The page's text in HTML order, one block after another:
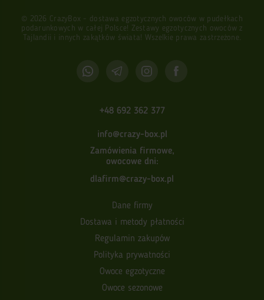
© 2026 CrazyBox - dostawa egzotycznych owoców w pudełkach
podarunkowych w całej Polsce! Zestawy egzotycznych owoców z
Tajlandii i innych zakątków świata! Wszelkie prawa zastrzeżone.
+48 692 362 377
info@crazy-box.pl
Zamówienia firmowe,
owocowe dni:
dlafirm@crazy-box.pl
Dane firmy
Dostawa i metody płatności
Regulamin zakupów
Polityka prywatności
Owoce egzotyczne
Owoce sezonowe